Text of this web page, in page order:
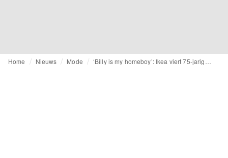
Home Nieuws Mode